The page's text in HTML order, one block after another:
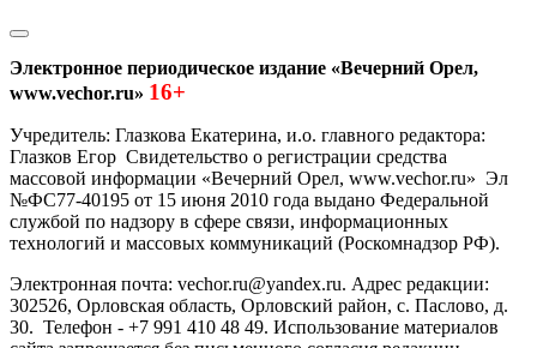
Электронное периодическое издание «Вечерний Орел,
www.vechor.ru» 16+
Учредитель: Глазкова Екатерина, и.о. главного редактора:
Глазков Егор Свидетельство о регистрации средства
массовой информации «Вечерний Орел, www.vechor.ru» Эл
№ФС77-40195 от 15 июня 2010 года выдано Федеральной
службой по надзору в сфере связи, информационных
технологий и массовых коммуникаций (Роскомнадзор РФ).
Электронная почта: vechor.ru@yandex.ru. Адрес редакции:
302526, Орловская область, Орловский район, с. Паслово, д.
30. Телефон - +7 991 410 48 49. Использование материалов